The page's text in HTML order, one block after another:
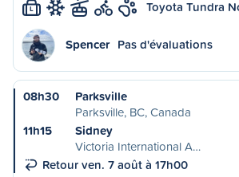
L Toyota Tundra
Spencer Pas d'évaluations
08h30
Parksville
Parksville, BC, Canada
11h15
Sidney
Victoria International A…
Retour ven. 7 août à 17h00